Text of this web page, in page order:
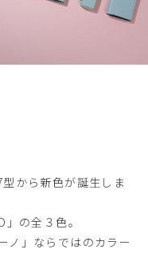
から新色が誕生しま
」の全３色。
ノ」ならではのカラー